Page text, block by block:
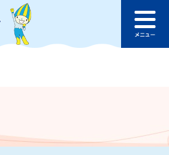
このページの本文へ
ュ